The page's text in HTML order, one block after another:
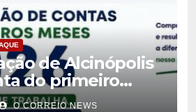
de Alcinópolis
do primeiro
2026
O CORREIO NEWS